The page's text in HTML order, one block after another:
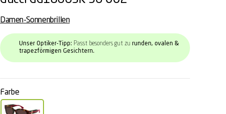
Damen-Sonnenbrillen
Unser Optiker-Tipp: Passt besonders gut zu runden, ovalen &
trapezförmigen Gesichtern.
Farbe